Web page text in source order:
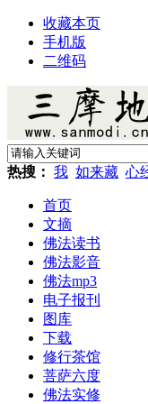
收藏本页
手机版
二维码
热搜： 我 如来藏 心
首页
文摘
佛法读书
佛法影音
佛法mp3
电子报刊
图库
下载
修行茶馆
菩萨六度
佛法实修